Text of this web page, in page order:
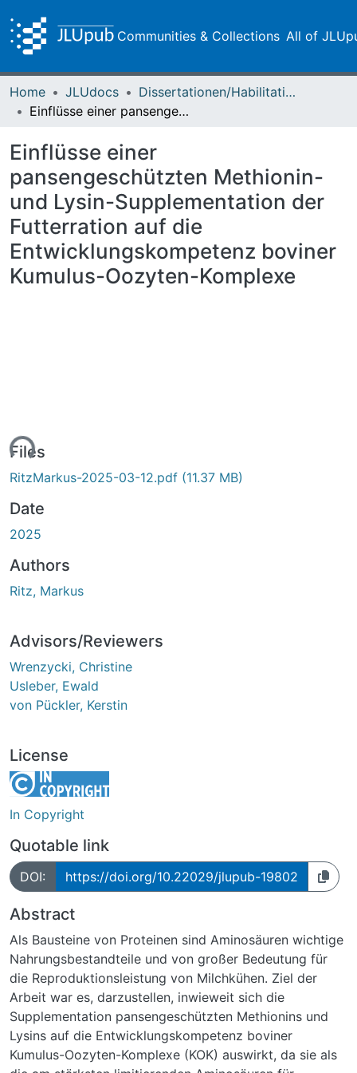
Communities & Collections All of
Home JLUdocs
Dissertationen/Habilitationen
Einflüsse einer pansengeschützten Methionin- und Lysin-Supplementation der Futterration auf die Entwicklungskompetenz boviner Kumulus-Oozyten-Komplexe
Einflüsse einer
pansengeschützten Methionin-
und Lysin-Supplementation der
Futterration auf die
Entwicklungskompetenz boviner
Kumulus-Oozyten-Komplexe
Files
RitzMarkus-2025-03-12.pdf (11.37 MB)
Date
2025
Authors
Ritz, Markus
Advisors/Reviewers
Wrenzycki, Christine
Usleber, Ewald
von Pückler, Kerstin
License
In Copyright
Quotable link
DOI: https://doi.org/10.22029/jlupub-19802
Abstract
Als Bausteine von Proteinen sind Aminosäuren wichtige
Nahrungsbestandteile und von großer Bedeutung für
die Reproduktionsleistung von Milchkühen. Ziel der
Arbeit war es, darzustellen, inwieweit sich die
Supplementation pansengeschützten Methionins und
Lysins auf die Entwicklungskompetenz boviner
Kumulus-Oozyten-Komplexe (KOK) auswirkt, da sie als